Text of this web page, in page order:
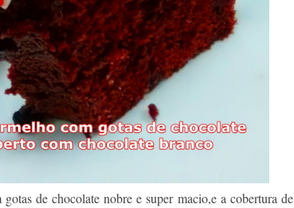
de chocolate nobre e super macio,e a cobertura de